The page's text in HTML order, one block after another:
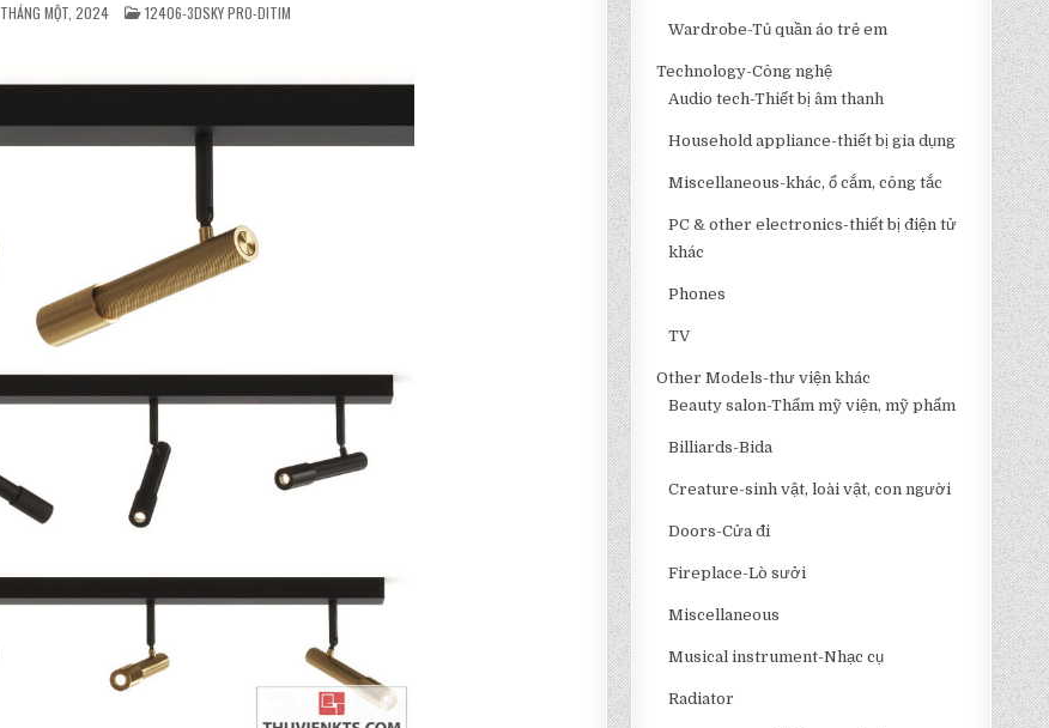
MỘT, 2024 POSTED
IN
12406-3DSKY PRO-DITIM
Wardrobe-Tủ quần áo trẻ em
Technology-Công nghệ
Audio tech-Thiết bị âm thanh
Household appliance-thiết bị gia dụng
Miscellaneous-khác, ổ cắm, công tắc
PC & other electronics-thiết bị điện tử
khác
Phones
TV
Other Models-thư viện khác
Beauty salon-Thẩm mỹ viện, mỹ phẩm
Billiards-Bida
Creature-sinh vật, loài vật, con người
Doors-Cửa đi
Fireplace-Lò sưởi
Miscellaneous
Musical instrument-Nhạc cụ
Radiator